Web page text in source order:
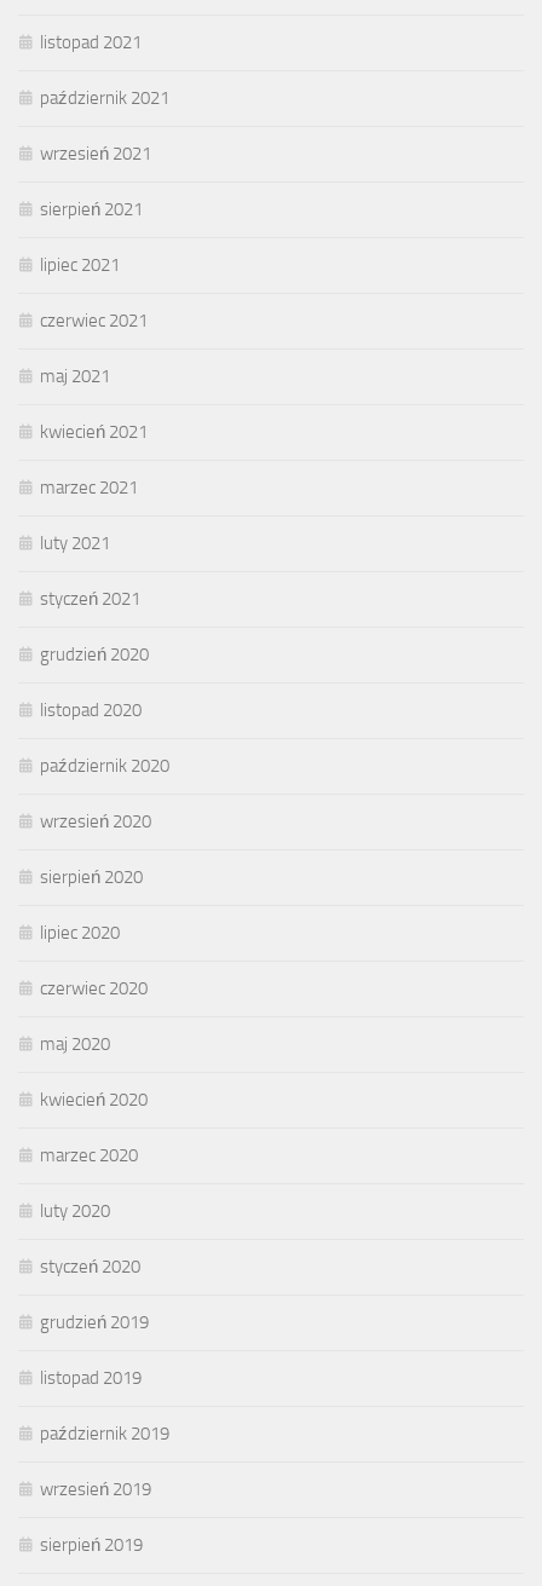
listopad 2021
październik 2021
wrzesień 2021
sierpień 2021
lipiec 2021
czerwiec 2021
maj 2021
kwiecień 2021
marzec 2021
luty 2021
styczeń 2021
grudzień 2020
listopad 2020
październik 2020
wrzesień 2020
sierpień 2020
lipiec 2020
czerwiec 2020
maj 2020
kwiecień 2020
marzec 2020
luty 2020
styczeń 2020
grudzień 2019
listopad 2019
październik 2019
wrzesień 2019
sierpień 2019